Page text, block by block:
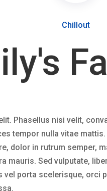
Chillout
Phasellus nisi velit,
tempor nulla vitae
dolor in rutrum semper,
mauris. Sed vulputate,
porta scelerisque, orci